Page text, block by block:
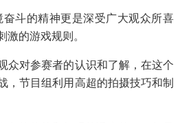
斗的精神更是深受广大观众所喜
的游戏规则。
众对参赛者的认识和了解，在这个
，节目组利用高超的拍摄技巧和制